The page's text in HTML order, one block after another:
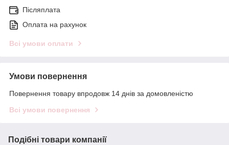
Післяплата
Оплата на рахунок
Всі умови оплати
Умови повернення
Повернення товару впродовж 14 днів за домовленістю
Всі умови повернення
Подібні товари компанії